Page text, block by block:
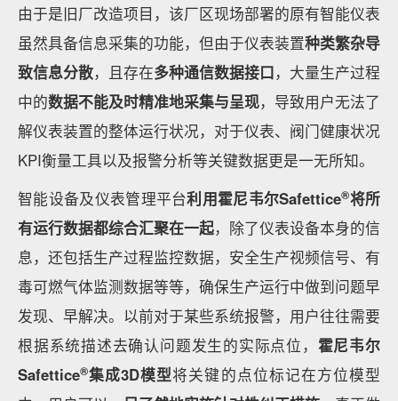
由于是旧厂改造项目，该厂区现场部署的原有智能仪表
虽然具备信息采集的功能，但由于仪表装置种类繁杂导
致信息分散，且存在多种通信数据接口，大量生产过程
中的数据不能及时精准地采集与呈现，导致用户无法了
解仪表装置的整体运行状况，对于仪表、阀门健康状况
KPI衡量工具以及报警分析等关键数据更是一无所知。
智能设备及仪表管理平台利用霍尼韦尔Safettice®将所
有运行数据都综合汇聚在一起，除了仪表设备本身的信
息，还包括生产过程监控数据，安全生产视频信号、有
毒可燃气体监测数据等等，确保生产运行中做到问题早
发现、早解决。以前对于某些系统报警，用户往往需要
根据系统描述去确认问题发生的实际点位， 霍尼韦尔
Safettice®集成3D模型将关键的点位标记在方位模型